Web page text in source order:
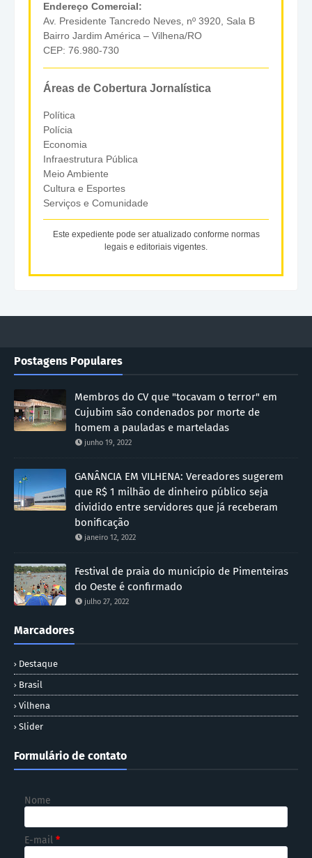
Endereço Comercial:
Av. Presidente Tancredo Neves, nº 3920, Sala B
Bairro Jardim América – Vilhena/RO
CEP: 76.980-730
Áreas de Cobertura Jornalística
Política
Polícia
Economia
Infraestrutura Pública
Meio Ambiente
Cultura e Esportes
Serviços e Comunidade
Este expediente pode ser atualizado conforme normas
legais e editoriais vigentes.
Postagens Populares
Membros do CV que "tocavam o terror" em
Cujubim são condenados por morte de
homem a pauladas e marteladas
junho 19, 2022
GANÂNCIA EM VILHENA: Vereadores sugerem
que R$ 1 milhão de dinheiro público seja
dividido entre servidores que já receberam
bonificação
janeiro 12, 2022
Festival de praia do município de Pimenteiras
do Oeste é confirmado
julho 27, 2022
Marcadores
Destaque
Brasil
Vilhena
Slider
Formulário de contato
Nome
E-mail *